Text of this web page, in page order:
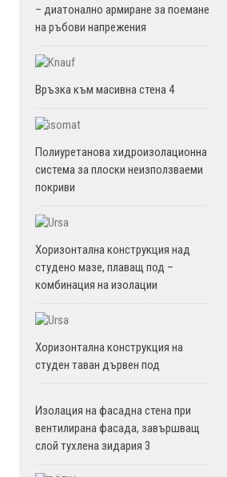
– диатонално армиране за поемане
на ръбови напрежения
Връзка към масивна стена 4
Полиуретанова хидроизолационна
система за плоски неизползваеми
покриви
Хоризонтална конструкция над
студено мазе, плаващ под –
комбинация на изолации
Хоризонтална конструкция на
студен таван дървен под
Изолация на фасадна стена при
вентилирана фасада, завършващ
слой тухлена зидария 3